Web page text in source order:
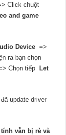
Click chuột
and game
Device =>
ra bạn chọn
Chọn tiếpLet
update driver
vẫn bị rè và